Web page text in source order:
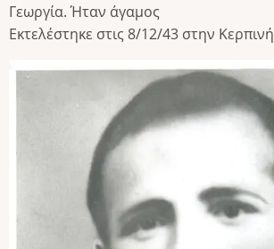
Γεωργία. Ήταν άγαμος
Εκτελέστηκε στις 8/12/43 στην Κερπινή
Image